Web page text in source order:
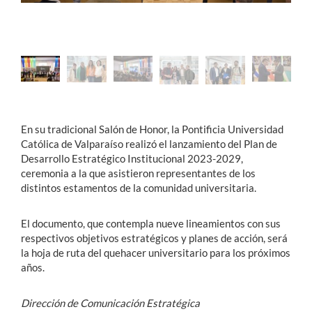
En su tradicional Salón de Honor, la Pontificia Universidad
Católica de Valparaíso realizó el lanzamiento del Plan de
Desarrollo Estratégico Institucional 2023-2029,
ceremonia a la que asistieron representantes de los
distintos estamentos de la comunidad universitaria.
El documento, que contempla nueve lineamientos con sus
respectivos objetivos estratégicos y planes de acción, será
la hoja de ruta del quehacer universitario para los próximos
años.
Dirección de Comunicación Estratégica